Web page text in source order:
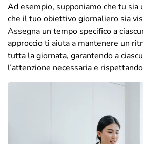
Ad esempio, supponiamo che tu sia
che il tuo obiettivo giornaliero sia
Assegna un tempo specifico a
approccio ti aiuta a mantenere un
tutta la giornata, garantendo a
l’attenzione necessaria e